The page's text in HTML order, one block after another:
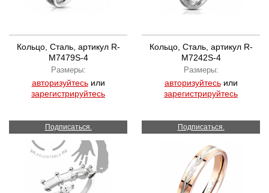
Кольцо, Сталь, артикул R-
M7479S-4
Размеры:
авторизуйтесьили
зарегистрируйтесь
Кольцо, Сталь, артикул R-
M7242S-4
Размеры:
авторизуйтесьили
зарегистрируйтесь
Подписаться. Подписаться.